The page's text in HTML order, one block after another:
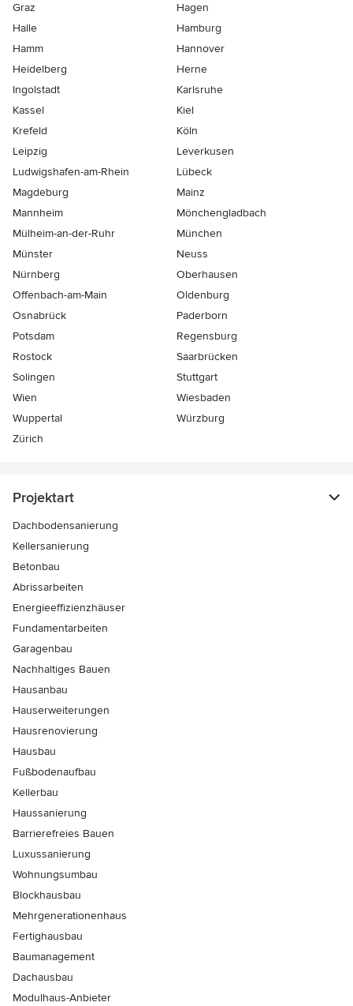
Graz
Hagen
Halle
Hamburg
Hamm
Hannover
Heidelberg
Herne
Ingolstadt
Karlsruhe
Kassel
Kiel
Krefeld
Köln
Leipzig
Leverkusen
Ludwigshafen-am-Rhein
Lübeck
Magdeburg
Mainz
Mannheim
Mönchen­gladbach
Mülheim-an-der-Ruhr
München
Münster
Neuss
Nürnberg
Oberhausen
Offenbach-am-Main
Oldenburg
Osnabrück
Paderborn
Potsdam
Regensburg
Rostock
Saarbrücken
Solingen
Stuttgart
Wien
Wiesbaden
Wuppertal
Würzburg
Zürich
Projektart
Dachbodensanierung
Kellersanierung
Betonbau
Abrissarbeiten
Energieeffizienzhäuser
Fundamentarbeiten
Garagenbau
Nachhaltiges Bauen
Hausanbau
Hauserweiterungen
Hausrenovierung
Hausbau
Fußbodenaufbau
Kellerbau
Haussanierung
Barrierefreies Bauen
Luxussanierung
Wohnungsumbau
Blockhausbau
Mehrgenerationenhaus
Fertighausbau
Baumanagement
Dachausbau
Modulhaus-Anbieter